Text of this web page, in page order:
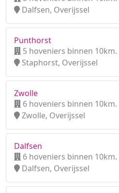
Dalfsen, Overijssel
Punthorst
5 hoveniers binnen 10km.
Staphorst, Overijssel
Zwolle
6 hoveniers binnen 10km.
Zwolle, Overijssel
Dalfsen
6 hoveniers binnen 10km.
Dalfsen, Overijssel